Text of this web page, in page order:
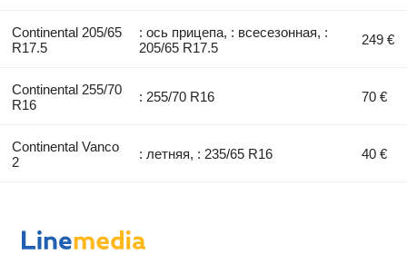
Continental 205/65
R17.5
: ось прицепа, : всесезонная, :
205/65 R17.5
249 €
Continental 255/70
R16
: 255/70 R16 70 €
Continental Vanco
2
: летняя, : 235/65 R16 40 €